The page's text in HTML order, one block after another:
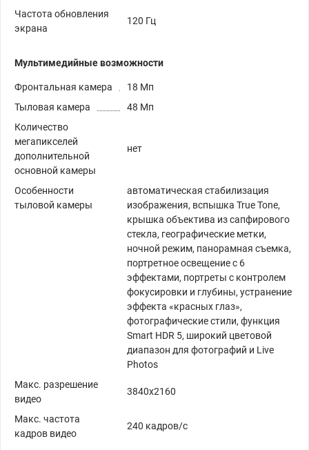
Частота обновления
экрана
120 Гц
Мультимедийные возможности
Фронтальная камера
18 Мп
Тыловая камера
48 Мп
Количество
мегапикселей
дополнительной
основной камеры
нет
Особенности
тыловой камеры
автоматическая стабилизация
изображения, вспышка True Tone,
крышка объектива из сапфирового
стекла, географические метки,
ночной режим, панорамная съемка,
портретное освещение с 6
эффектами, портреты с контролем
фокусировки и глубины, устранение
эффекта «красных глаз»,
фотографические стили, функция
Smart HDR 5, широкий цветовой
диапазон для фотографий и Live
Photos
Макс. разрешение
видео
3840x2160
Макс. частота
кадров видео
240 кадров/с